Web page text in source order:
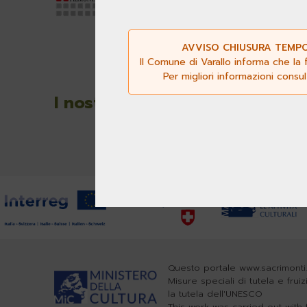
I nostri media
Questo portale
Misure speciali di tutela e
la tutela dell'UNESCO
AVVISO CHIUSURA
Il Comune di Varallo informa che
Per migliori informazioni